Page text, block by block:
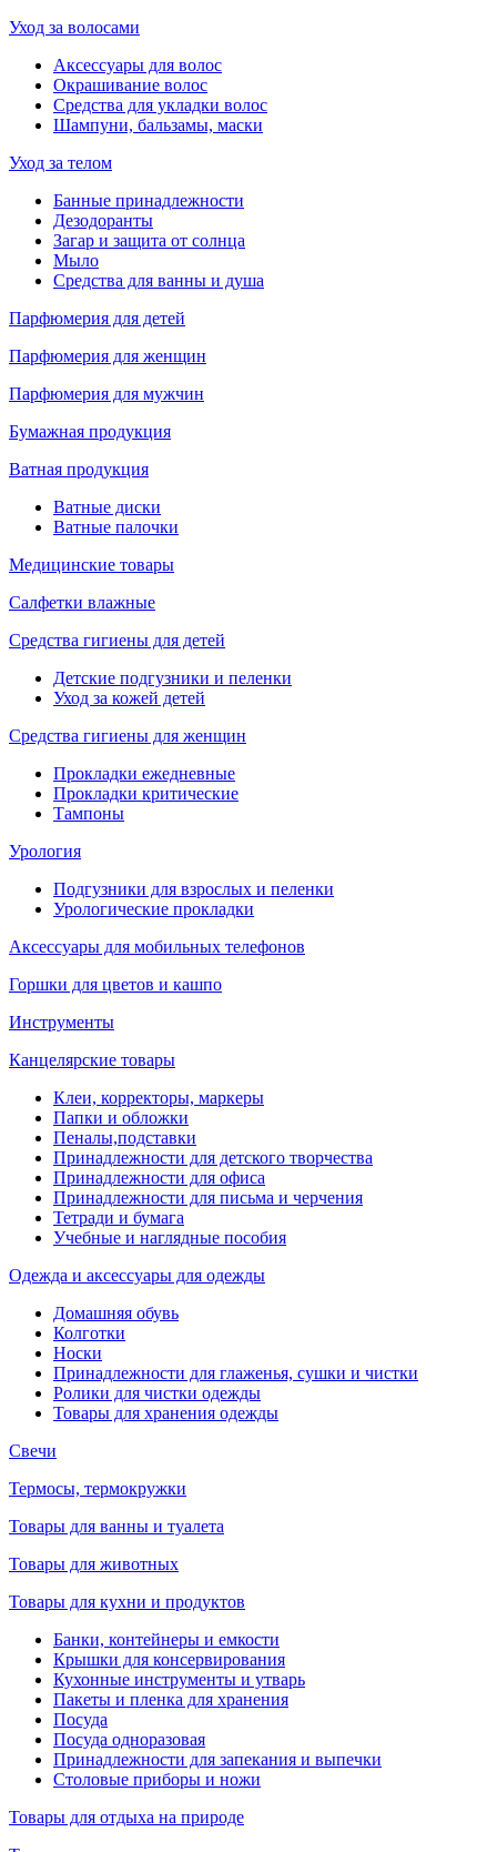
Уход за волосами
Аксессуары для волос
Окрашивание волос
Средства для укладки волос
Шампуни, бальзамы, маски
Уход за телом
Банные принадлежности
Дезодоранты
Загар и защита от солнца
Мыло
Средства для ванны и душа
Парфюмерия для детей
Парфюмерия для женщин
Парфюмерия для мужчин
Бумажная продукция
Ватная продукция
Ватные диски
Ватные палочки
Медицинские товары
Салфетки влажные
Средства гигиены для детей
Детские подгузники и пеленки
Уход за кожей детей
Средства гигиены для женщин
Прокладки ежедневные
Прокладки критические
Тампоны
Урология
Подгузники для взрослых и пеленки
Урологические прокладки
Аксессуары для мобильных телефонов
Горшки для цветов и кашпо
Инструменты
Канцелярские товары
Клеи, корректоры, маркеры
Папки и обложки
Пеналы,подставки
Принадлежности для детского творчества
Принадлежности для офиса
Принадлежности для письма и черчения
Тетради и бумага
Учебные и наглядные пособия
Одежда и аксессуары для одежды
Домашняя обувь
Колготки
Носки
Принадлежности для глаженья, сушки и чистки
Ролики для чистки одежды
Товары для хранения одежды
Свечи
Термосы, термокружки
Товары для ванны и туалета
Товары для животных
Товары для кухни и продуктов
Банки, контейнеры и емкости
Крышки для консервирования
Кухонные инструменты и утварь
Пакеты и пленка для хранения
Посуда
Посуда одноразовая
Принадлежности для запекания и выпечки
Столовые приборы и ножи
Товары для отдыха на природе